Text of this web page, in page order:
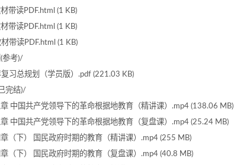
带读PDF.html (1 KB)
带读PDF.html (1 KB)
带读PDF.html (1 KB)
参考)/
习总规划（学员版）.pdf (221.03 KB)
完结)/
中国共产党领导下的革命根据地教育（精讲课）.mp4 (138.06 MB)
中国共产党领导下的革命根据地教育（复盘课）.mp4 (25.24 MB)
（下） 国民政府时期的教育（精讲课）.mp4 (255 MB)
（下） 国民政府时期的教育（复盘课）.mp4 (40.8 MB)